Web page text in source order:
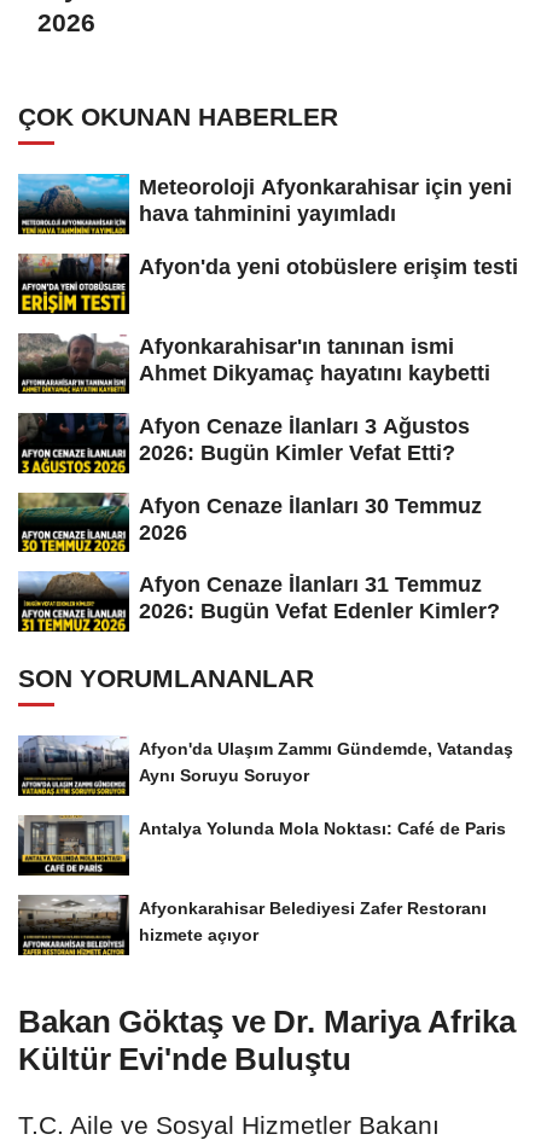
2026
ÇOK OKUNAN HABERLER
Meteoroloji Afyonkarahisar için yeni
hava tahminini yayımladı
Afyon'da yeni otobüslere erişim testi
Afyonkarahisar'ın tanınan ismi
Ahmet Dikyamaç hayatını kaybetti
Afyon Cenaze İlanları 3 Ağustos
2026: Bugün Kimler Vefat Etti?
Afyon Cenaze İlanları 30 Temmuz
2026
Afyon Cenaze İlanları 31 Temmuz
2026: Bugün Vefat Edenler Kimler?
SON YORUMLANANLAR
Afyon'da Ulaşım Zammı Gündemde, Vatandaş
Aynı Soruyu Soruyor
Antalya Yolunda Mola Noktası: Café de Paris
Afyonkarahisar Belediyesi Zafer Restoranı
hizmete açıyor
Bakan Göktaş ve Dr. Mariya Afrika
Kültür Evi'nde Buluştu
T.C. Aile ve Sosyal Hizmetler Bakanı